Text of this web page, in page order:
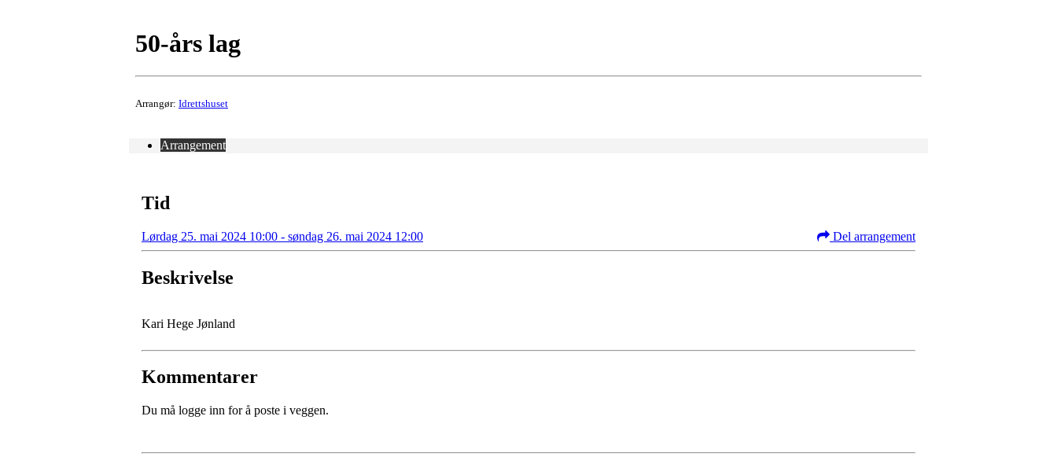
50-års lag
Arrangør: Idrettshuset
Arrangement
Tid
Lørdag 25. mai 2024 10:00 - søndag 26. mai 2024 12:00 Del arrangement
Beskrivelse
Kari Hege Jønland
Kommentarer
Du må logge inn for å poste i veggen.